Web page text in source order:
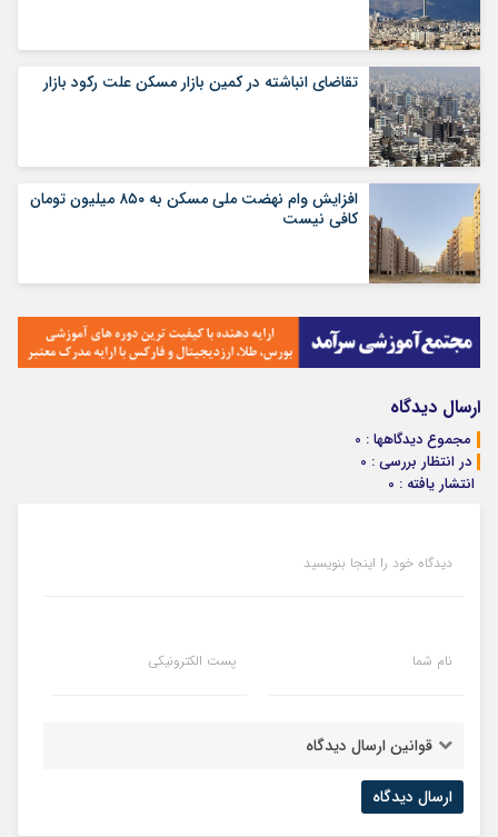
تقاضای انباشته در کمین بازار مسکن علت رکود بازار
افزایش وام نهضت ملی مسکن به ۸۵۰ میلیون تومان
کافی نیست
ارسال دیدگاه
مجموع دیدگاهها : 0
در انتظار بررسی : 0
انتشار یافته : 0
دیدگاه خود را اینجا بنویسید
نام شما پست الکترونیکی
قوانین ارسال دیدگاه